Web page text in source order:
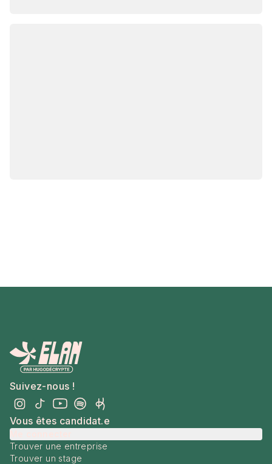
Suivez-nous !
Vous êtes candidat.e
Trouver une entreprise
Trouver un stage